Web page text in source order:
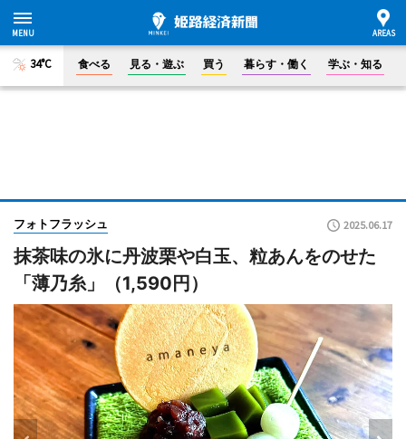
34°C 食べる 見る・遊ぶ 買う 暮らす・働く 学ぶ・知る
フォトフラッシュ 2025.06.17
抹茶味の氷に丹波栗や白玉、粒あんをのせた
「薄乃糸」（1,590円）